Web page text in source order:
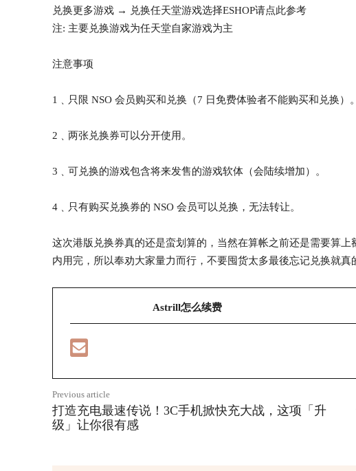
兑换更多游戏 → 兑换任天堂游戏选择ESHOP请点此参考
注: 主要兑换游戏为任天堂自家游戏为主
注意事项
1﹑只限 NSO 会员购买和兑换（7 日免费体验者不能购买和兑换）。
2﹑两张兑换券可以分开使用。
3﹑可兑换的游戏包含将来发售的游戏软体（会陆续增加）。
4﹑只有购买兑换券的 NSO 会员可以兑换，无法转让。
这次港版兑换券真的还是蛮划算的，当然在算帐之前还是需要算
内用完，所以奉劝大家量力而行，不要囤货太多最後忘记兑换就真
Astrill怎么续费
Previous article
打造充电最速传说！3C手机掀快充大战，这项「升
级」让你很有感